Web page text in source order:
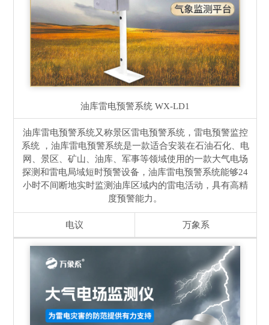
油库雷电预警系统 WX-LD1
油库雷电预警系统又称景区雷电预警系统，雷电预警监控
系统 ，油库雷电预警系统是一款适合安装在石油石化、电
网、景区、矿山、油库、军事等领域使用的一款大气电场
探测和雷电局域短时预警设备，油库雷电预警系统能够24
小时不间断地实时监测油库区域内的雷电活动，具有高精
度预警能力。
电议 万象系